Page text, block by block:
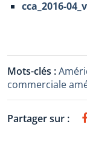
cca_2016-
Mots-clés :
commerciale
Partager sur :